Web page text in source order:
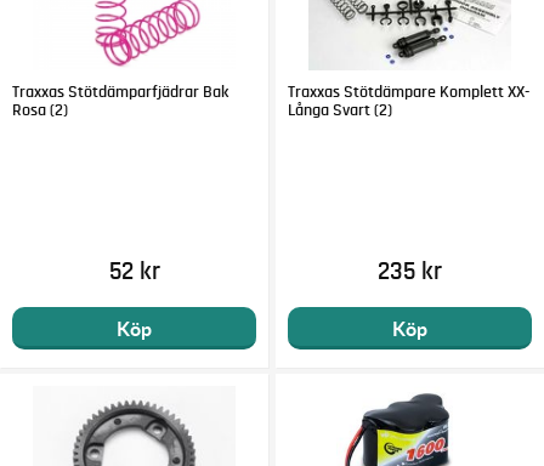
Traxxas Stötdämparfjädrar Bak
Rosa (2)
52 kr
Köp
Traxxas Stötdämpare Komplett XX-
Långa Svart (2)
235 kr
Köp